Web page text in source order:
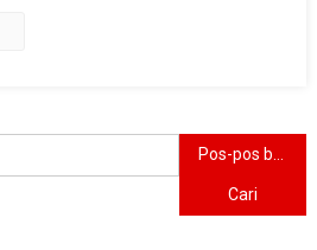
Cari
untuk: